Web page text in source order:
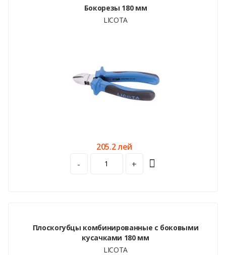
Бокорезы 180 мм
LICOTA
205.2 лей
-
+
Плоскогубцы комбинированные с боковыми
кусачками 180 мм
LICOTA